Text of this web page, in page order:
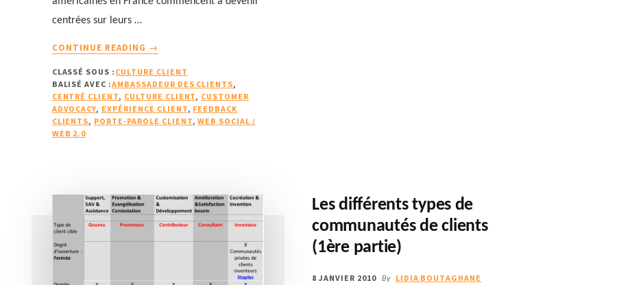
centrées sur leurs …
CONTINUE READING
PORTE-
PAROLE
CLIENT
:
INTERNE
(1/2)
→
CLASSÉ SOUS : CULTURE CLIENT
BALISÉ AVEC :AMBASSADEUR DES CLIENTS,
CENTRÉ CLIENT, CULTURE CLIENT, CUSTOMER
ADVOCACY, EXPÉRIENCE CLIENT, FEEDBACK
CLIENTS, PORTE-PAROLE CLIENT,WEB SOCIAL /
WEB 2.0
Les différents types de
communautés de clients
(1ère partie)
8 JANVIER 2010 By LIDIA BOUTAGHANE